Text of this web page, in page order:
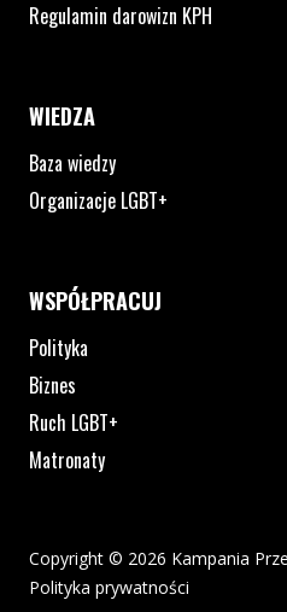
Regulamin darowizn KPH
WIEDZA
Baza wiedzy
Organizacje LGBT+
WSPÓŁPRACUJ
Polityka
Biznes
Ruch LGBT+
Matronaty
Copyright © 2026 Kampania
Polityka prywatności